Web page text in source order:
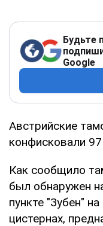
Будьте
Google
Австрийские
конфисковали
Как сообщило
был обнаружен
пункте "Зубен"
цистернах,